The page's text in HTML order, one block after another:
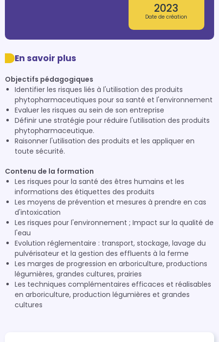
2023
Date de création
En savoir plus
Objectifs pédagogiques
Identifier les risques liés à l'utilisation des produits
phytopharmaceutiques pour sa santé et l'environnement
Evaluer les risques au sein de son entreprise
Définir une stratégie pour réduire l'utilisation des produits
phytopharmaceutique.
Raisonner l'utilisation des produits et les appliquer en
toute sécurité.
Contenu de la formation
Les risques pour la santé des êtres humains et les
informations des étiquettes des produits
Les moyens de prévention et mesures à prendre en cas
d'intoxication
Les risques pour l'environnement ; Impact sur la qualité de
l'eau
Evolution réglementaire : transport, stockage, lavage du
pulvérisateur et la gestion des effluents à la ferme
Les marges de progression en arboriculture, productions
légumières, grandes cultures, prairies
Les techniques complémentaires efficaces et réalisables
en arboriculture, production légumières et grandes
cultures